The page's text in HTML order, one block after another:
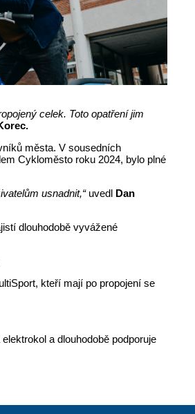
celek. Toto opatření jim
města. V sousedních
Cykloměsto roku 2024, bylo plné
usnadnit,“ uvedl Dan
dlouhodobě vyvážené
kteří mají po propojení se
a dlouhodobě podporuje